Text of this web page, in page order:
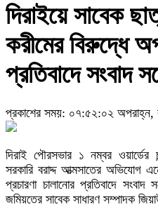
দিরাইয়ে সাবেক
করীমের বিরুদ্ধে
প্রতিবাদে সংবাদ
প্রকাশের সময়: ০৭:৫২:০২
দিরাই পৌরসভার ১ নম্বর
সরকারি বরাদ্দ আত্মসাতের অভিযোগ
প্রচারণা চালানোর প্রতিবাদে
জমিয়তের সাবেক সাধারণ সম্পাদক